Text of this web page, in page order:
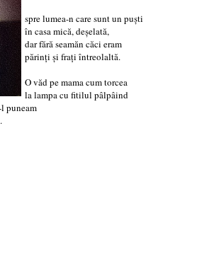
spre lumea-n care sunt un puști
în casa mică, deșelată,
dar fără seamăn căci eram
părinți și frați întreolaltă.
O văd pe mama cum torcea
la lampa cu fitilul pâlpâind
puneam